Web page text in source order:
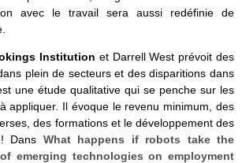
avec le travail sera aussi redéfinie de
Institution et Darrell West prévoit des
plein de secteurs et des disparitions dans
une étude qualitative qui se penche sur les
appliquer. Il évoque le revenu minimum, des
des formations et le développement des
Dans What happens if robots take the
emerging technologies on employment